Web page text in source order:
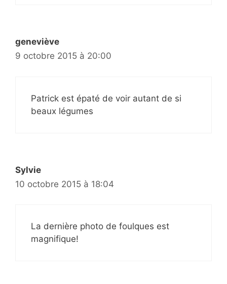
geneviève
9 octobre 2015 à 20:00
Patrick est épaté de voir autant de si
beaux légumes
Sylvie
10 octobre 2015 à 18:04
La dernière photo de foulques est
magnifique!